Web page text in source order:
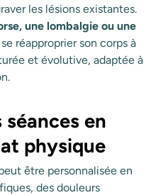
les lésions existantes.
une lombalgie ou une
réapproprier son corps à
et évolutive, adaptée à
en
physique
être personnalisée en
des douleurs